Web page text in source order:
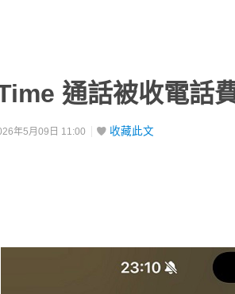
通話被收電話
年5月09日 11:00 收藏此文